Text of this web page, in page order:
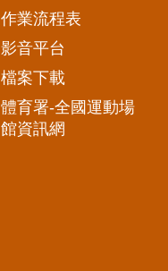
作業流程表
影音平台
檔案下載
體育署-全國運動場
館資訊網